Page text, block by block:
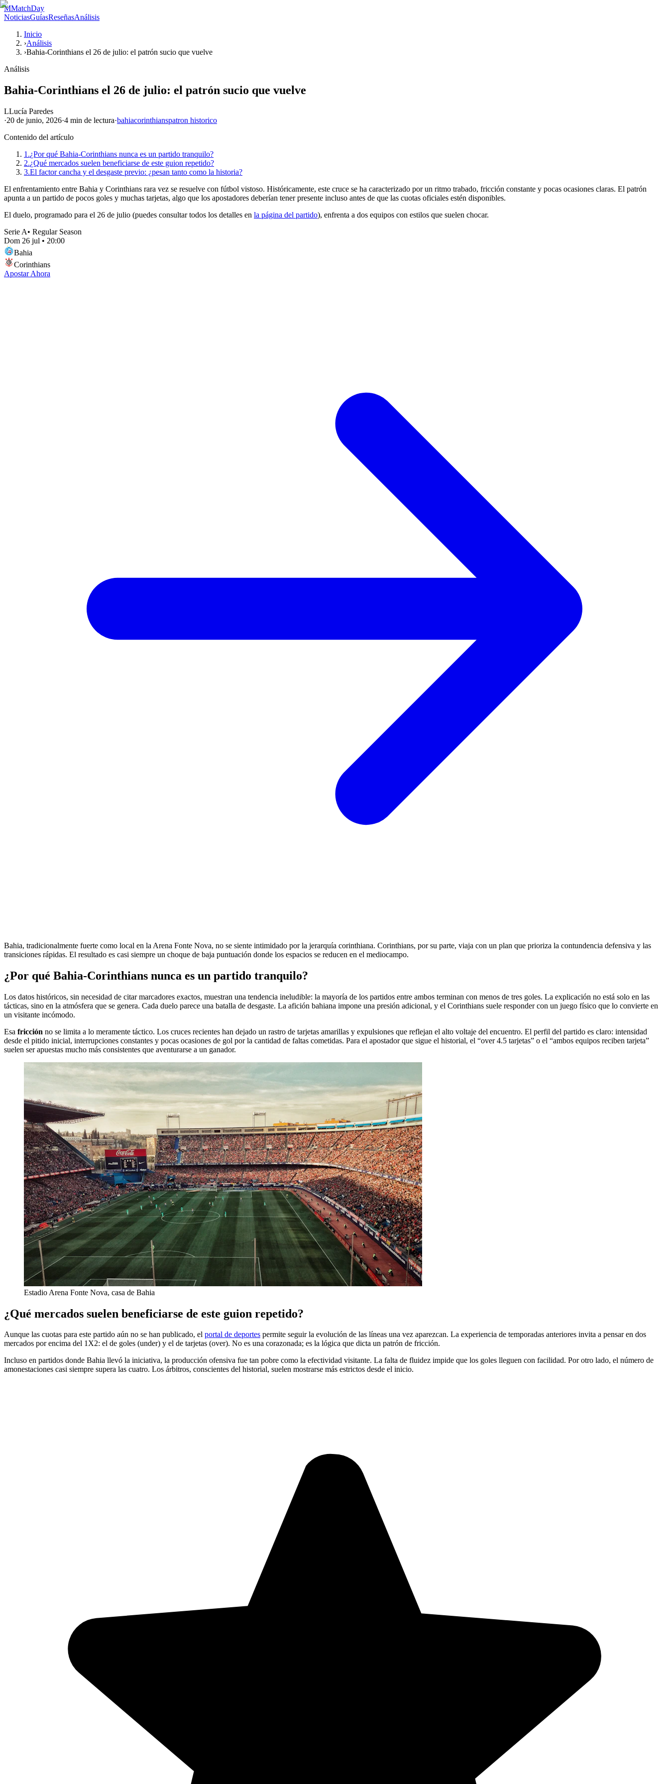
MMatchDay
NoticiasGuíasReseñasAnálisis
Inicio
›Análisis
›Bahia-Corinthians el 26 de julio: el patrón sucio que vuelve
Análisis
Bahia-Corinthians el 26 de julio: el patrón sucio que vuelve
LLucía Paredes
·20 de junio, 2026·4 min de lectura·bahiacorinthianspatron historico
Contenido del artículo
1.¿Por qué Bahia-Corinthians nunca es un partido tranquilo?
2.¿Qué mercados suelen beneficiarse de este guion repetido?
3.El factor cancha y el desgaste previo: ¿pesan tanto como la historia?
El enfrentamiento entre Bahia y Corinthians rara vez se resuelve con fútbol vistoso. Históricamente, este cruce se ha caracterizado por un ritmo trabado, fricción constante y pocas ocasiones claras. El patrón
apunta a un partido de pocos goles y muchas tarjetas, algo que los apostadores deberían tener presente incluso antes de que las cuotas oficiales estén disponibles.
El duelo, programado para el 26 de julio (puedes consultar todos los detalles en la página del partido), enfrenta a dos equipos con estilos que suelen chocar.
Serie A• Regular Season
Dom 26 jul • 20:00
Bahia
Corinthians
Apostar Ahora
Bahia, tradicionalmente fuerte como local en la Arena Fonte Nova, no se siente intimidado por la jerarquía corinthiana. Corinthians, por su parte, viaja con un plan que prioriza la contundencia defensiva y las
transiciones rápidas. El resultado es casi siempre un choque de baja puntuación donde los espacios se reducen en el mediocampo.
¿Por qué Bahia-Corinthians nunca es un partido tranquilo?
Los datos históricos, sin necesidad de citar marcadores exactos, muestran una tendencia ineludible: la mayoría de los partidos entre ambos terminan con menos de tres goles. La explicación no está solo en las
tácticas, sino en la atmósfera que se genera. Cada duelo parece una batalla de desgaste. La afición bahiana impone una presión adicional, y el Corinthians suele responder con un juego físico que lo convierte en
un visitante incómodo.
Esa fricción no se limita a lo meramente táctico. Los cruces recientes han dejado un rastro de tarjetas amarillas y expulsiones que reflejan el alto voltaje del encuentro. El perfil del partido es claro: intensidad
desde el pitido inicial, interrupciones constantes y pocas ocasiones de gol por la cantidad de faltas cometidas. Para el apostador que sigue el historial, el “over 4.5 tarjetas” o el “ambos equipos reciben tarjeta”
suelen ser apuestas mucho más consistentes que aventurarse a un ganador.
Estadio Arena Fonte Nova, casa de Bahia
¿Qué mercados suelen beneficiarse de este guion repetido?
Aunque las cuotas para este partido aún no se han publicado, el portal de deportes permite seguir la evolución de las líneas una vez aparezcan. La experiencia de temporadas anteriores invita a pensar en dos
mercados por encima del 1X2: el de goles (under) y el de tarjetas (over). No es una corazonada; es la lógica que dicta un patrón de fricción.
Incluso en partidos donde Bahia llevó la iniciativa, la producción ofensiva fue tan pobre como la efectividad visitante. La falta de fluidez impide que los goles lleguen con facilidad. Por otro lado, el número de
amonestaciones casi siempre supera las cuatro. Los árbitros, conscientes del historial, suelen mostrarse más estrictos desde el inicio.